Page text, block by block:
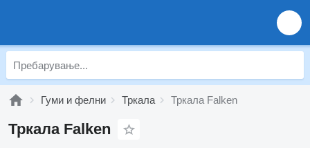
Гуми и фелни Тркала Тркала Falken
Тркала Falken